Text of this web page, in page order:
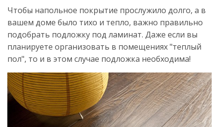
Чтобы напольное покрытие прослужило долго, а в
вашем доме было тихо и тепло, важно правильно
подобрать подложку под ламинат. Даже если вы
планируете организовать в помещениях "теплый
пол", то и в этом случае подложка необходима!